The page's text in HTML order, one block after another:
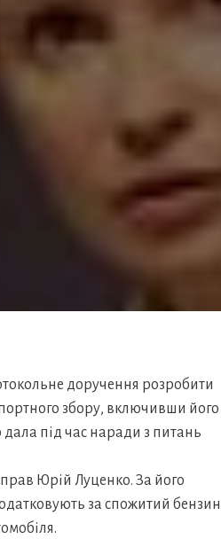
доручення розробити
збору, включивши його
під час наради з питань
Юрій Луценко. За його
за спожитий бензин